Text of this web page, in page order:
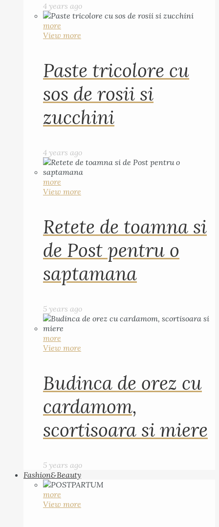
4 years ago
more
View more
Paste tricolore cu
sos de rosii si
zucchini
4 years ago
more
View more
Retete de toamna si
de Post pentru o
saptamana
5 years ago
more
View more
Budinca de orez cu
cardamom,
scortisoara si miere
5 years ago
Fashion&Beauty
more
View more